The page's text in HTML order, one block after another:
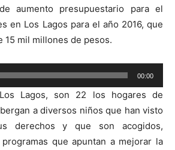
aumento presupuestario para el
en Los Lagos para el año 2016, que
15 mil millones de pesos.
00:00
Lagos, son 22 los hogares de
a diversos niños que han visto
derechos y que son acogidos,
que apuntan a mejorar la